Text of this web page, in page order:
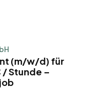
(m/w/d) für
/ Stunde –